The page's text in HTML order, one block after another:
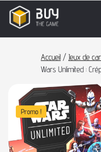
Accueil / Jeux de
Wars Unlimited :
Promo !